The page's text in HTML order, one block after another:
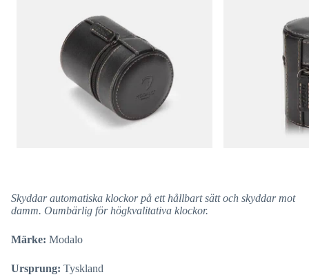
Skyddar automatiska klockor på ett hållbart sätt och skyddar mot
damm. Oumbärlig för högkvalitativa klockor.
Märke: Modalo
Ursprung: Tyskland